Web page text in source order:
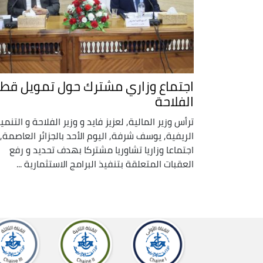
اجتماع وزاري مشترك حول تمويل
الفلاحة
ترأس وزير المالية, لعزيز فايد و وزير الفلاحة و
الريفية, يوسف شرفة, اليوم الأحد بالجزائر العاصمة,
اجتماعا وزاريا تشاوريا مشتركا بهدف تحديد و رفع
العقبات المتعلقة بتنفيذ البرامج الاستثمارية ...